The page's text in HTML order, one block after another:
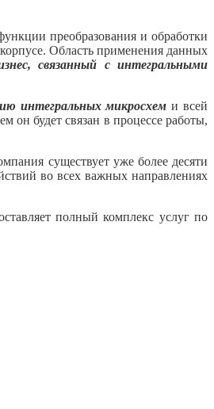
преобразования и обработки
Область применения данных
связанный с интегральными
интегральных микросхем и всей
будет связан в процессе работы,
существует уже более десяти
во всех важных направлениях
полный комплекс услуг по